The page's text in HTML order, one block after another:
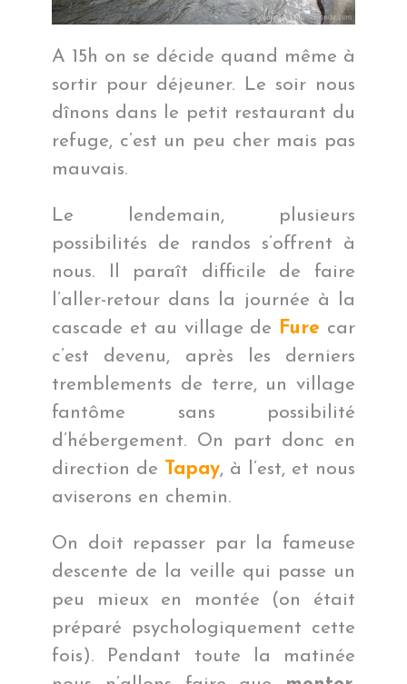
A 15h on se décide quand même à
sortir pour déjeuner. Le soir nous
dînons dans le petit restaurant du
refuge, c’est un peu cher mais pas
mauvais.
Le lendemain, plusieurs
possibilités de randos s’offrent à
nous. Il paraît difficile de faire
l’aller-retour dans la journée à la
cascade et au village de
Fure car
c’est devenu, après les derniers
tremblements de terre, un village
fantôme sans possibilité
d’hébergement. On part donc en
direction de
Tapay, à l’est, et nous
aviserons en chemin.
On doit repasser par la fameuse
descente de la veille qui passe un
peu mieux en montée (on était
préparé psychologiquement cette
fois). Pendant toute la matinée